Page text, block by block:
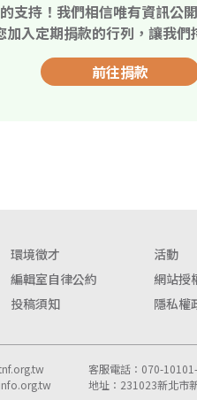
支持！我們相信唯有資訊公
加入定期捐款的行列，讓我們
前往捐款
環境徵才 活動
編輯室自律公約
網站授
投稿須知
隱私權
客服電話：070-
地址：231023新北市